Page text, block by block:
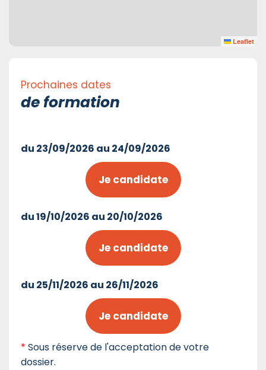
Leaflet
Prochaines dates
de formation
du 23/09/2026 au 24/09/2026
Je candidate
du 19/10/2026 au 20/10/2026
Je candidate
du 25/11/2026 au 26/11/2026
Je candidate
* Sous réserve de l'acceptation de votre
dossier.